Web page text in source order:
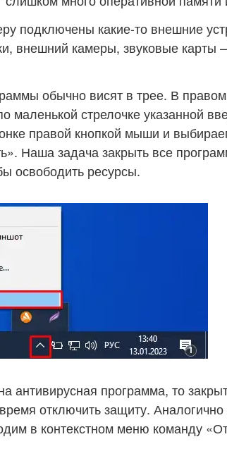
подключены какие-то внешние
внешний камеры, звуковые карты
обычно висят в трее. В
маленькой стрелочке указанной
правой кнопкой мыши и
Наша задача закрыть все
освободить ресурсы.
антивирусная программа, то
отключить защиту.
в контекстном меню команду